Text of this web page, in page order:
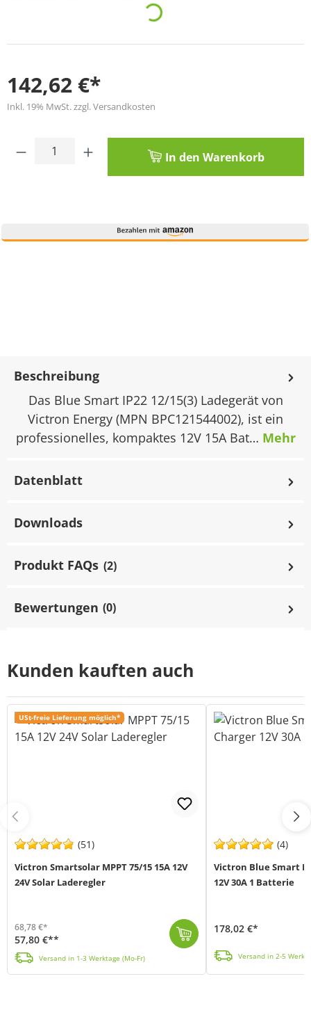
142,62 €*
Inkl. 19% MwSt. zzgl. Versandkosten
Produkt Anzahl: Gib den gewünschten
In den Warenkorb
Beschreibung
Das Blue Smart IP22 12/15(3) Ladegerät von
Victron Energy (MPN BPC121544002), ist ein
professionelles, kompaktes 12V 15A Bat… Mehr
Datenblatt
Downloads
Produkt FAQs (2)
Bewertungen (0)
Kunden kauften auch
USt-freie Lieferung möglich*
(51)
Victron Smartsolar MPPT 75/15 15A 12V
24V Solar Laderegler
68,78 €*
57,80 €**
Versand in 1-3 Werktage (Mo-Fr)
(4)
Victron Blue Smart
12V 30A 1 Batterie
178,02 €*
Versand in 2-5